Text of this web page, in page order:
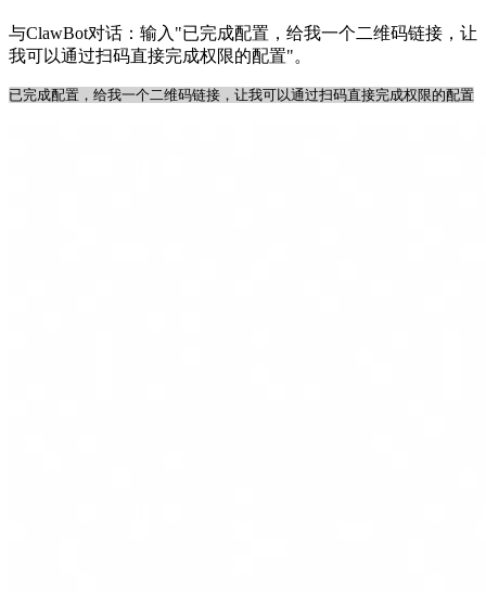
与ClawBot对话：输入"已完成配置，给我一个二维码链接，让
我可以通过扫码直接完成权限的配置"。